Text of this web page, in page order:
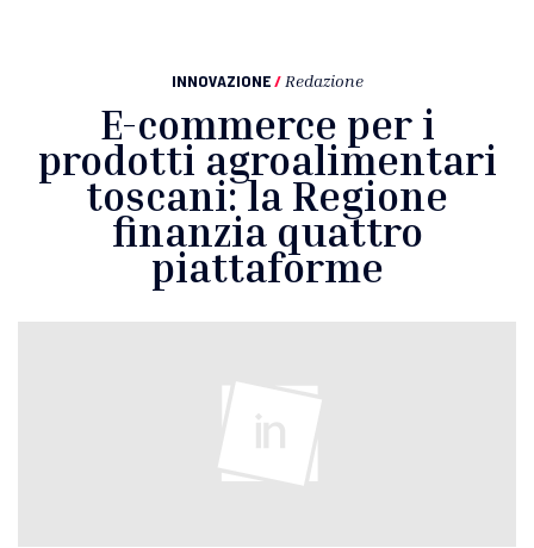
INNOVAZIONE / Redazione
E-commerce per i
prodotti agroalimentari
toscani: la Regione
finanzia quattro
piattaforme